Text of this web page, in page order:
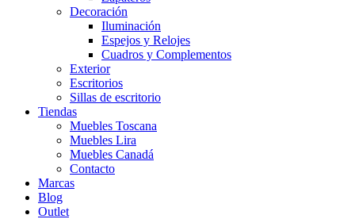
Decoración
Iluminación
Espejos y Relojes
Cuadros y Complementos
Exterior
Escritorios
Sillas de escritorio
Tiendas
Muebles Toscana
Muebles Lira
Muebles Canadá
Contacto
Marcas
Blog
Outlet